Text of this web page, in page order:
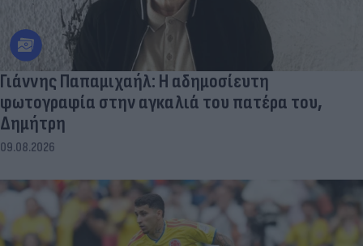
Γιάννης Παπαμιχαήλ: Η αδημοσίευτη
φωτογραφία στην αγκαλιά του πατέρα του,
Δημήτρη
09.08.2026